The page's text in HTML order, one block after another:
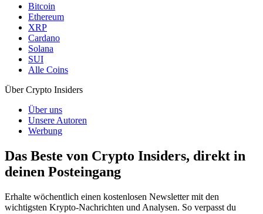
Bitcoin
Ethereum
XRP
Cardano
Solana
SUI
Alle Coins
Über Crypto Insiders
Über uns
Unsere Autoren
Werbung
Das Beste von Crypto Insiders, direkt in
deinen Posteingang
Erhalte wöchentlich einen kostenlosen Newsletter mit den
wichtigsten Krypto-Nachrichten und Analysen. So verpasst du